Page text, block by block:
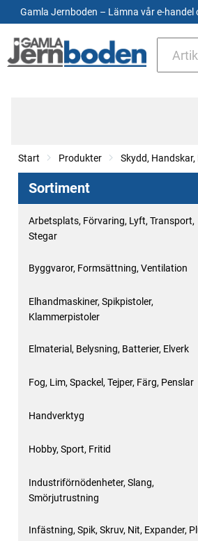
Gamla Jernboden – Lämna vår e-
Start Produkter Skydd, Handskar,
Sortiment
Arbetsplats, Förvaring, Lyft, Transport,
Stegar
Byggvaror, Formsättning, Ventilation
Elhandmaskiner, Spikpistoler,
Klammerpistoler
Elmaterial, Belysning, Batterier, Elverk
Fog, Lim, Spackel, Tejper, Färg, Penslar
Handverktyg
Hobby, Sport, Fritid
Industriförnödenheter, Slang,
Smörjutrustning
Infästning, Spik, Skruv, Nit, Expander,